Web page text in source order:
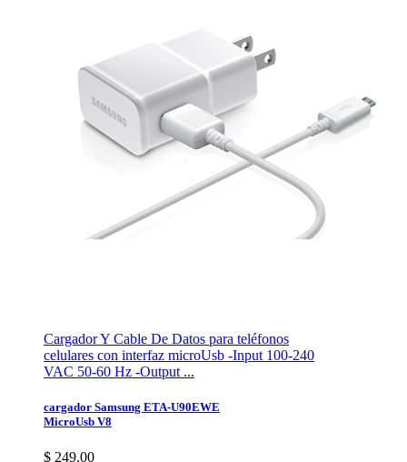
Cargador Y Cable De Datos para teléfonos
celulares con interfaz microUsb -Input 100-240
VAC 50-60 Hz -Output ...
cargador Samsung ETA-U90EWE
MicroUsb V8
$ 249.00